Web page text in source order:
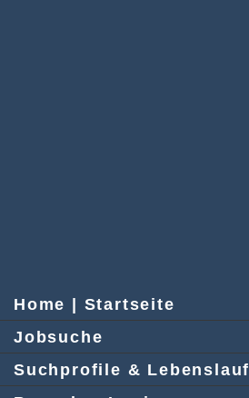
Home | Startseite
Jobsuche
Suchprofile & Lebenslauf